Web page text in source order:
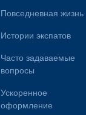
Повседневная жизнь
Истории экспатов
Часто задаваемые
вопросы
Ускоренное
оформление